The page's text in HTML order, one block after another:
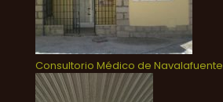
Consultorio Médico de Navalafuente